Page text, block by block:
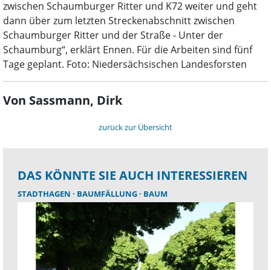
zwischen Schaumburger Ritter und K72 weiter und geht
dann über zum letzten Streckenabschnitt zwischen
Schaumburger Ritter und der Straße - Unter der
Schaumburg“, erklärt Ennen. Für die Arbeiten sind fünf
Tage geplant. Foto: Niedersächsischen Landesforsten
Von Sassmann, Dirk
zurück zur Übersicht
DAS KÖNNTE SIE AUCH INTERESSIEREN
STADTHAGEN BAUMFÄLLUNG BAUM